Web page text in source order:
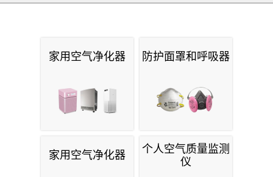
家用空气净化器 防护面罩和呼吸器
家用空气净化器
个人空气质量监测
仪